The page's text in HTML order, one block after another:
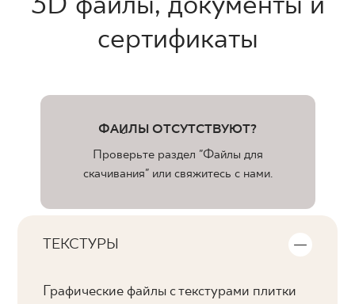
сертификаты
ФАЙЛЫ ОТСУТСТВУЮТ?
Проверьте раздел "Файлы для
скачивания" или свяжитесь с нами.
ТЕКСТУРЫ
Графические файлы с текстурами плитки